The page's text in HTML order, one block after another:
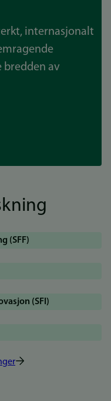
internasjonalt
bredden av
(SFF)
(SFI)